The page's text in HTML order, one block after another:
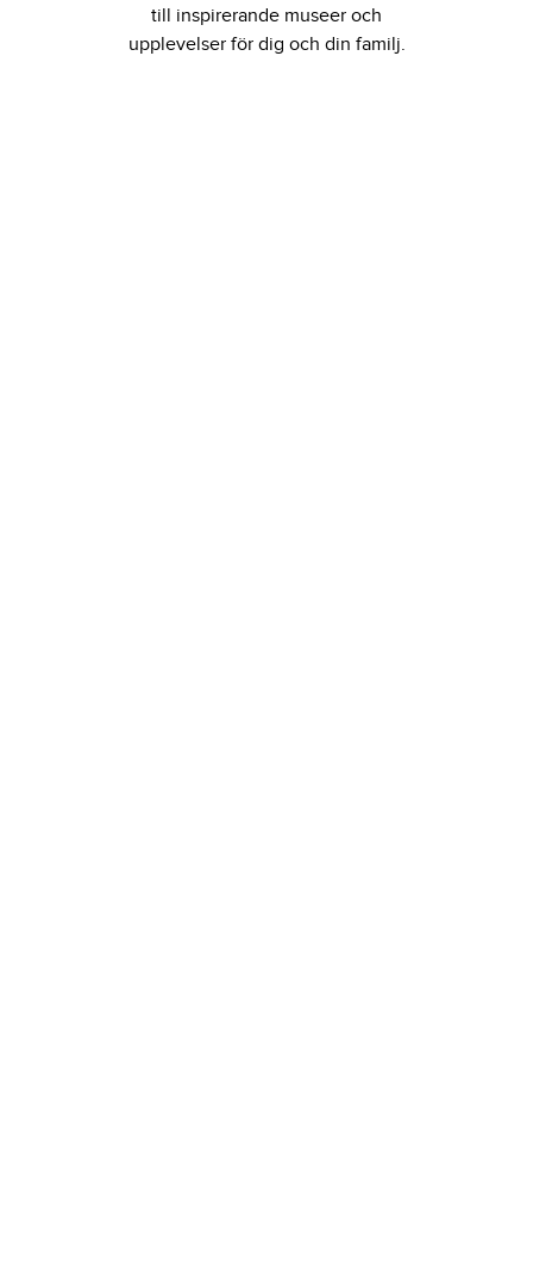
till inspirerande museer och
upplevelser för dig och din familj.